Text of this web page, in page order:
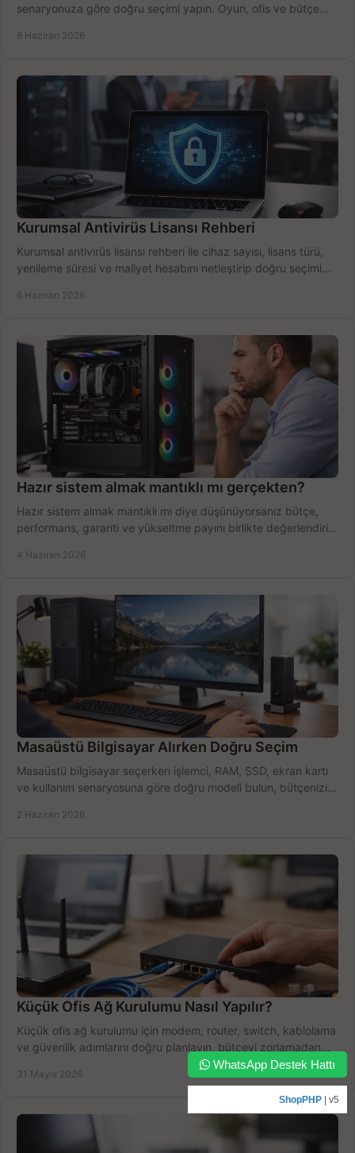
senaryonuza göre doğru seçimi yapın. Oyun, ofis ve bütçe
8 Haziran 2026
Kurumsal Antivirüs Lisansı Rehberi
Kurumsal antivirüs lisansı rehberi ile cihaz sayısı, lisans türü,
yenileme süresi ve maliyet hesabını netleştirip doğru seçimi
6 Haziran 2026
Hazır sistem almak mantıklı mı gerçekten?
Hazır sistem almak mantıklı mı diye düşünüyorsanız bütçe,
performans, garanti ve yükseltme payını birlikte değerlendirin,
4 Haziran 2026
Masaüstü Bilgisayar Alırken Doğru Seçim
Masaüstü bilgisayar seçerken işlemci, RAM, SSD, ekran kartı
ve kullanım senaryosuna göre doğru modeli bulun, bütçenizi
2 Haziran 2026
Küçük Ofis Ağ Kurulumu Nasıl Yapılır?
Küçük ofis ağ kurulumu için modem, router, switch, kablolama
ve güvenlik adımlarını doğru planlayın, bütçeyi zorlamadan
31 Mayıs 2026
WhatsApp Destek Hattı
ShopPHP | v5